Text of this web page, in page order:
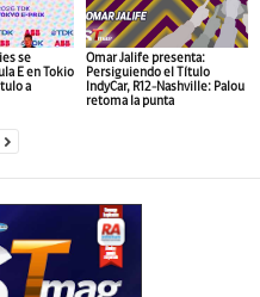
se
E en Tokio
a
Omar Jalife presenta:
Persiguiendo el Título
IndyCar, R12-Nashville: Palou
retoma la punta